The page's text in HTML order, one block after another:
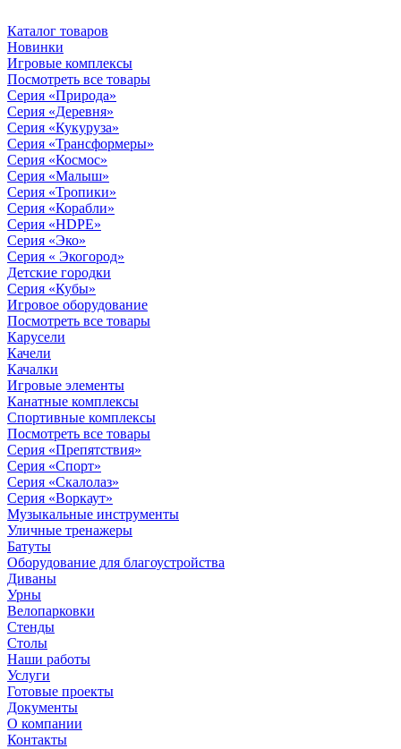
Каталог товаров
Новинки
Игровые комплексы
Посмотреть все товары
Серия «Природа»
Серия «Деревня»
Серия «Кукуруза»
Серия «Трансформеры»
Серия «Космос»
Серия «Малыш»
Серия «Тропики»
Серия «Корабли»
Серия «HDPE»
Серия «Эко»
Серия « Экогород»
Детские городки
Серия «Кубы»
Игровое оборудование
Посмотреть все товары
Карусели
Качели
Качалки
Игровые элементы
Канатные комплексы
Спортивные комплексы
Посмотреть все товары
Серия «Препятствия»
Серия «Спорт»
Серия «Скалолаз»
Серия «Воркаут»
Музыкальные инструменты
Уличные тренажеры
Батуты
Оборудование для благоустройства
Диваны
Урны
Велопарковки
Стенды
Столы
Наши работы
Услуги
Готовые проекты
Документы
О компании
Контакты